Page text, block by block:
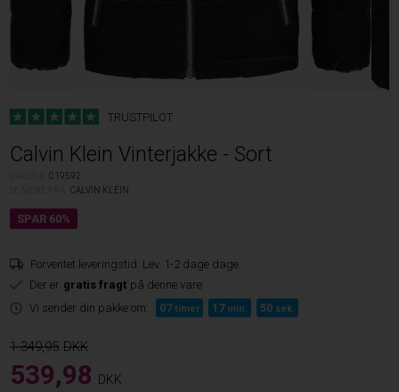
TRUSTPILOT
Calvin Klein Vinterjakke - Sort
VARENR.019592
CALVIN KLEIN
Forventet leveringstid: Lev. 1-2 dage dage
Der er gratis fragt på denne vare
Vi sender din pakke om:
07 timer 17 min. 50 sek.
1.349,95
539,98 DKK